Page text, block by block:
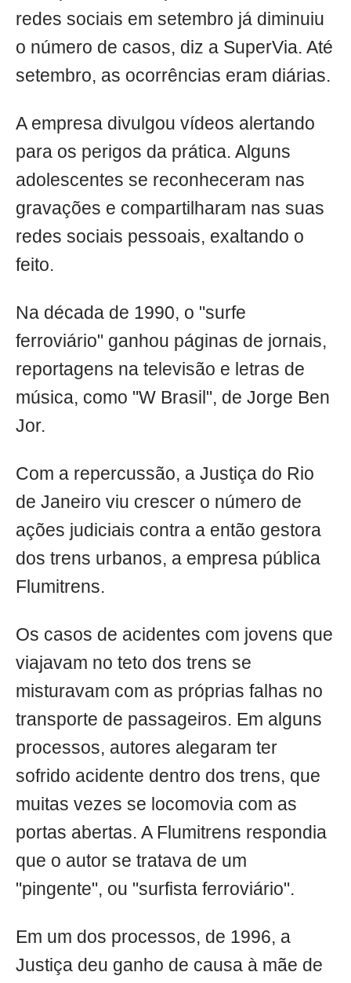
redes sociais em setembro já diminuiu
o número de casos, diz a SuperVia. Até
setembro, as ocorrências eram diárias.
A empresa divulgou vídeos alertando
para os perigos da prática. Alguns
adolescentes se reconheceram nas
gravações e compartilharam nas suas
redes sociais pessoais, exaltando o
feito.
Na década de 1990, o "surfe
ferroviário" ganhou páginas de jornais,
reportagens na televisão e letras de
música, como "W Brasil", de Jorge Ben
Jor.
Com a repercussão, a Justiça do Rio
de Janeiro viu crescer o número de
ações judiciais contra a então gestora
dos trens urbanos, a empresa pública
Flumitrens.
Os casos de acidentes com jovens que
viajavam no teto dos trens se
misturavam com as próprias falhas no
transporte de passageiros. Em alguns
processos, autores alegaram ter
sofrido acidente dentro dos trens, que
muitas vezes se locomovia com as
portas abertas. A Flumitrens respondia
que o autor se tratava de um
"pingente", ou "surfista ferroviário".
Em um dos processos, de 1996, a
Justiça deu ganho de causa à mãe de